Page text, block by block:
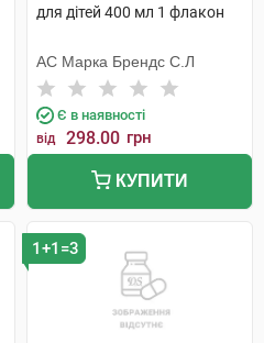
для дітей 400 мл 1 флакон
АС Марка Брендс С.Л
Є в наявності
від 298.00 грн
КУПИТИ
1+1=3